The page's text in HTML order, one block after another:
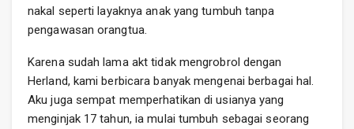
nakal seperti layaknya anak yang tumbuh tanpa
pengawasan orangtua.
Karena sudah lama akt tidak mengrobrol dengan
Herland, kami berbicara banyak mengenai berbagai hal.
Aku juga sempat memperhatikan di usianya yang
menginjak 17 tahun, ia mulai tumbuh sebagai seorang